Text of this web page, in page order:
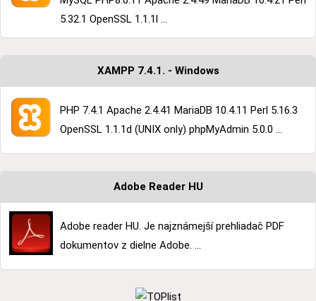
5.32.1 OpenSSL 1.1.1l ...
XAMPP 7.4.1. - Windows
PHP 7.4.1 Apache 2.4.41 MariaDB 10.4.11 Perl 5.16.3
OpenSSL 1.1.1d (UNIX only) phpMyAdmin 5.0.0 ...
Adobe Reader HU
Adobe reader HU. Je najznámejší prehliadač PDF
dokumentov z dielne Adobe. ...